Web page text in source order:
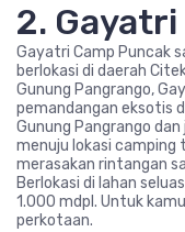
2.
Gayatri Camp Puncak
berlokasi di daerah
Gunung Pangrango,
pemandangan eksotis
Gunung Pangrango
menuju lokasi camping
merasakan rintangan
Berlokasi di lahan
1.000 mdpl. Untuk
perkotaan.